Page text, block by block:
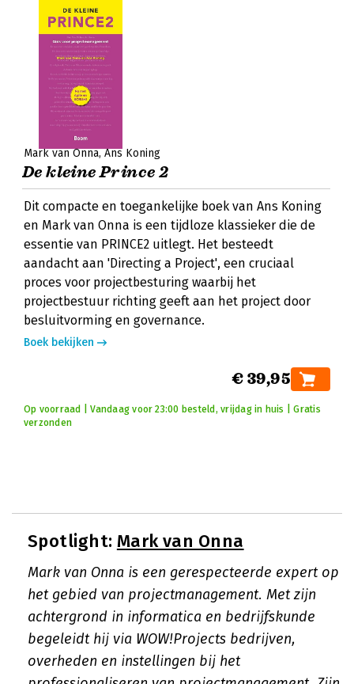
Mark van Onna Ans Koning
De kleine Prince 2
Dit compacte en toegankelijke boek van Ans Koning
en Mark van Onna is een tijdloze klassieker die de
essentie van PRINCE2 uitlegt. Het besteedt
aandacht aan 'Directing a Project', een cruciaal
proces voor projectbesturing waarbij het
projectbestuur richting geeft aan het project door
besluitvorming en governance.
Boek bekijken
€ 39,95
Op voorraad | Vandaag voor 23:00 besteld, vrijdag in huis | Gratis
verzonden
Spotlight: Mark van Onna
Mark van Onna is een gerespecteerde expert op
het gebied van projectmanagement. Met zijn
achtergrond in informatica en bedrijfskunde
begeleidt hij via WOW!Projects bedrijven,
overheden en instellingen bij het